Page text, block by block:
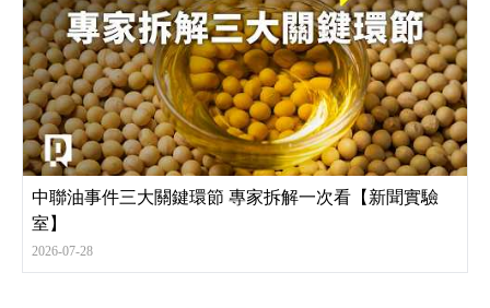
中聯油事件三大關鍵環節 專家拆解一次看【新聞實驗
室】
2026-07-28